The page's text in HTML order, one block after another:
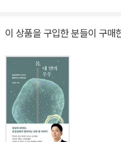
를 다룬다. 피부색은 우리의 본질과
다. 제3장은 우리 안에서 우리와
안으로 들어와서 우리를 불편하게
을 다룬다. 제4장은 세계를 인식하
우리가 기억에 대해서 알게 된 사
한 의사를 전혀 기억하지 못한 한
놀라운 이야기를 읽게 된다. 제5장
이 상품을 구입한 분들이 구매